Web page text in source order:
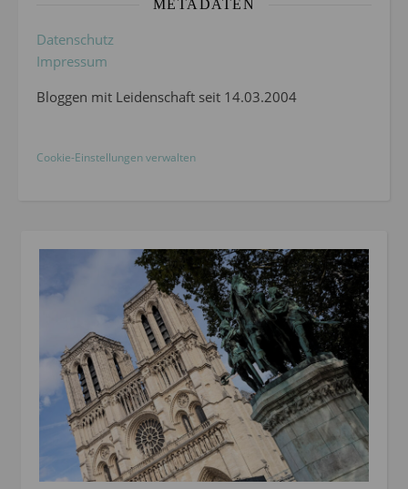
METADATEN
Datenschutz
Impressum
Bloggen mit Leidenschaft seit 14.03.2004
Cookie-Einstellungen verwalten